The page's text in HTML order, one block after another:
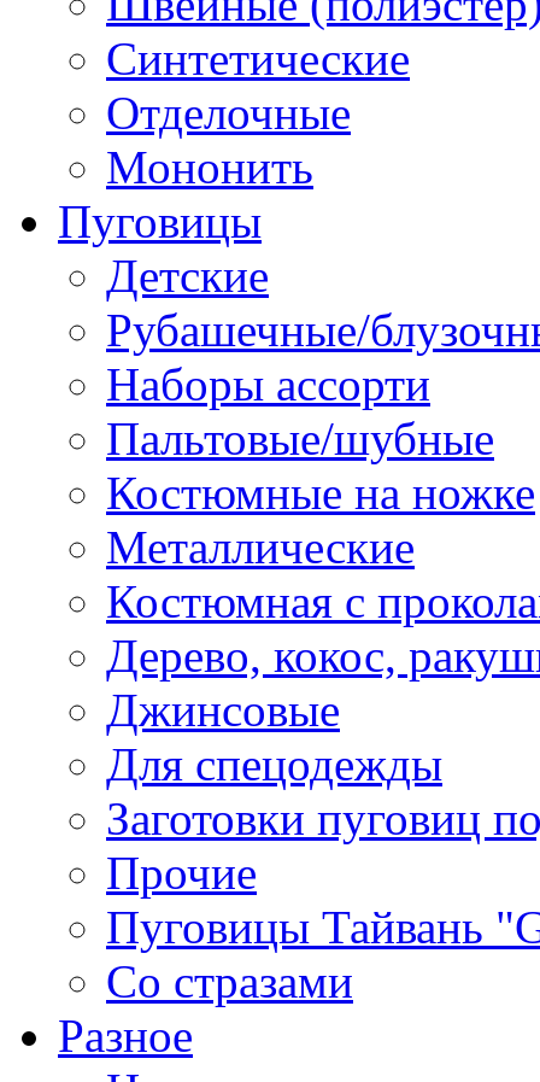
Синтетические
Отделочные
Мононить
Пуговицы
Детские
Рубашечные/
Наборы ассорти
Пальтовые/шубные
Костюмные на ножке
Металлические
Костюмная с
Дерево, кокос,
Джинсовые
Для спецодежды
Заготовки пуговиц
Прочие
Пуговицы Тайвань
Со стразами
Разное